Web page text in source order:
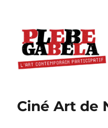
Ciné Art de